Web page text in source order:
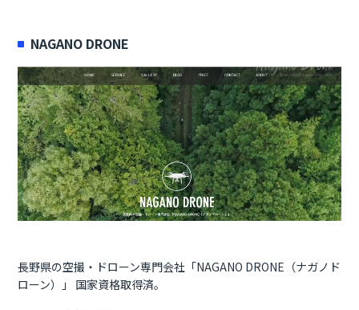
NAGANO DRONE
長野県の空撮・ドローン専門会社「NAGANO DRONE（ナガノド
ローン）」 国家資格取得済。